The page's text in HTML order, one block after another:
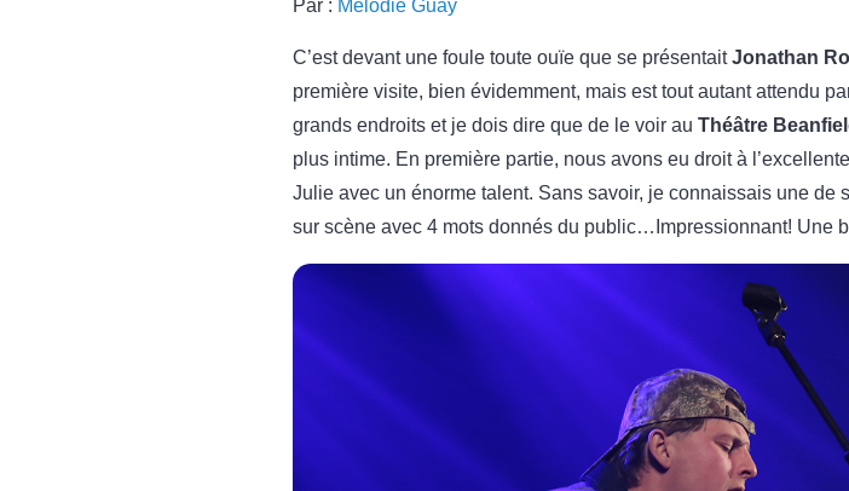
Par : Mélodie Guay
C’est devant une foule toute ouïe que se présentaitJonathan
première visite, bien évidemment, mais est tout autant attendu
grands endroits et je dois dire que de le voir au Théâtre
plus intime. En première partie, nous avons eu droit à
Julie avec un énorme talent. Sans savoir, je connaissais une de
sur scène avec 4 mots donnés du public…Impressionnant! Une